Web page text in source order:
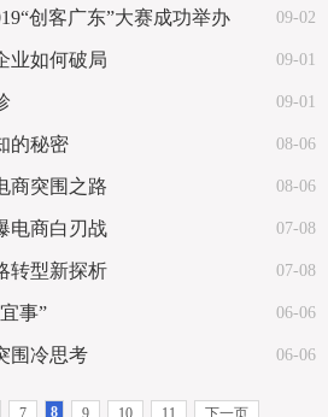
09-02
创客广东”大赛成功举办
09-01
业如何破局
09-01
08-06
的秘密
08-06
商突围之路
07-08
电商白刃战
07-08
转型新探析
06-06
事”
06-06
围冷思考
7 8 9 10 11 下一页